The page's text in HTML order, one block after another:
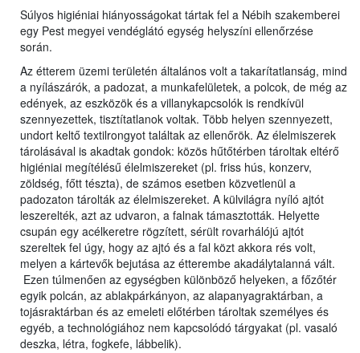
Súlyos higiéniai hiányosságokat tártak fel a Nébih szakemberei
egy Pest megyei vendéglátó egység helyszíni ellenőrzése
során.
Az étterem üzemi területén általános volt a takarítatlanság, mind
a nyílászárók, a padozat, a munkafelületek, a polcok, de még az
edények, az eszközök és a villanykapcsolók is rendkívül
szennyezettek, tisztítatlanok voltak. Több helyen szennyezett,
undort keltő textilrongyot találtak az ellenőrök. Az élelmiszerek
tárolásával is akadtak gondok: közös hűtőtérben tároltak eltérő
higiéniai megítélésű élelmiszereket (pl. friss hús, konzerv,
zöldség, főtt tészta), de számos esetben közvetlenül a
padozaton tárolták az élelmiszereket. A külvilágra nyíló ajtót
leszerelték, azt az udvaron, a falnak támasztották. Helyette
csupán egy acélkeretre rögzített, sérült rovarhálójú ajtót
szereltek fel úgy, hogy az ajtó és a fal közt akkora rés volt,
melyen a kártevők bejutása az étterembe akadálytalanná vált.
Ezen túlmenően az egységben különböző helyeken, a főzőtér
egyik polcán, az ablakpárkányon, az alapanyagraktárban, a
tojásraktárban és az emeleti előtérben tároltak személyes és
egyéb, a technológiához nem kapcsolódó tárgyakat (pl. vasaló
deszka, létra, fogkefe, lábbelik).